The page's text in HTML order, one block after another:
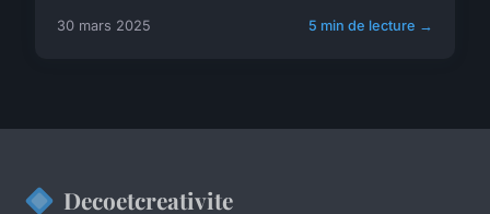
30 mars 2025 5 min de lecture →
Decoetcreativite